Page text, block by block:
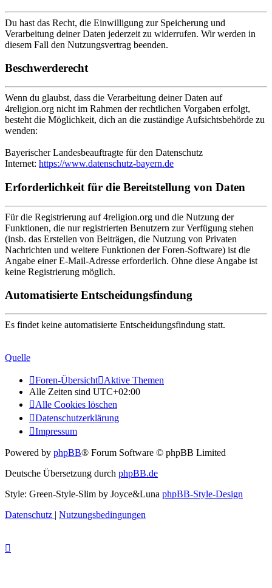
Du hast das Recht, die Einwilligung zur Speicherung und
Verarbeitung deiner Daten jederzeit zu widerrufen. Wir werden in
diesem Fall den Nutzungsvertrag beenden.
Beschwerderecht
Wenn du glaubst, dass die Verarbeitung deiner Daten auf
4religion.org nicht im Rahmen der rechtlichen Vorgaben erfolgt,
besteht die Möglichkeit, dich an die zuständige Aufsichtsbehörde zu
wenden:
Bayerischer Landesbeauftragte für den Datenschutz
Internet: https://www.datenschutz-bayern.de
Erforderlichkeit für die Bereitstellung von Daten
Für die Registrierung auf 4religion.org und die Nutzung der
Funktionen, die nur registrierten Benutzern zur Verfügung stehen
(insb. das Erstellen von Beiträgen, die Nutzung von Privaten
Nachrichten und weitere Funktionen der Foren-Software) ist die
Angabe einer E-Mail-Adresse erforderlich. Ohne diese Angabe ist
keine Registrierung möglich.
Automatisierte Entscheidungsfindung
Es findet keine automatisierte Entscheidungsfindung statt.
Quelle
Foren-Übersicht
Aktive Themen
Alle Zeiten sind UTC+02:00
Alle Cookies löschen
Datenschutzerklärung
Impressum
Powered by phpBB® Forum Software © phpBB Limited
Deutsche Übersetzung durch phpBB.de
Style: Green-Style-Slim by Joyce&Luna phpBB-Style-Design
Datenschutz | Nutzungsbedingungen